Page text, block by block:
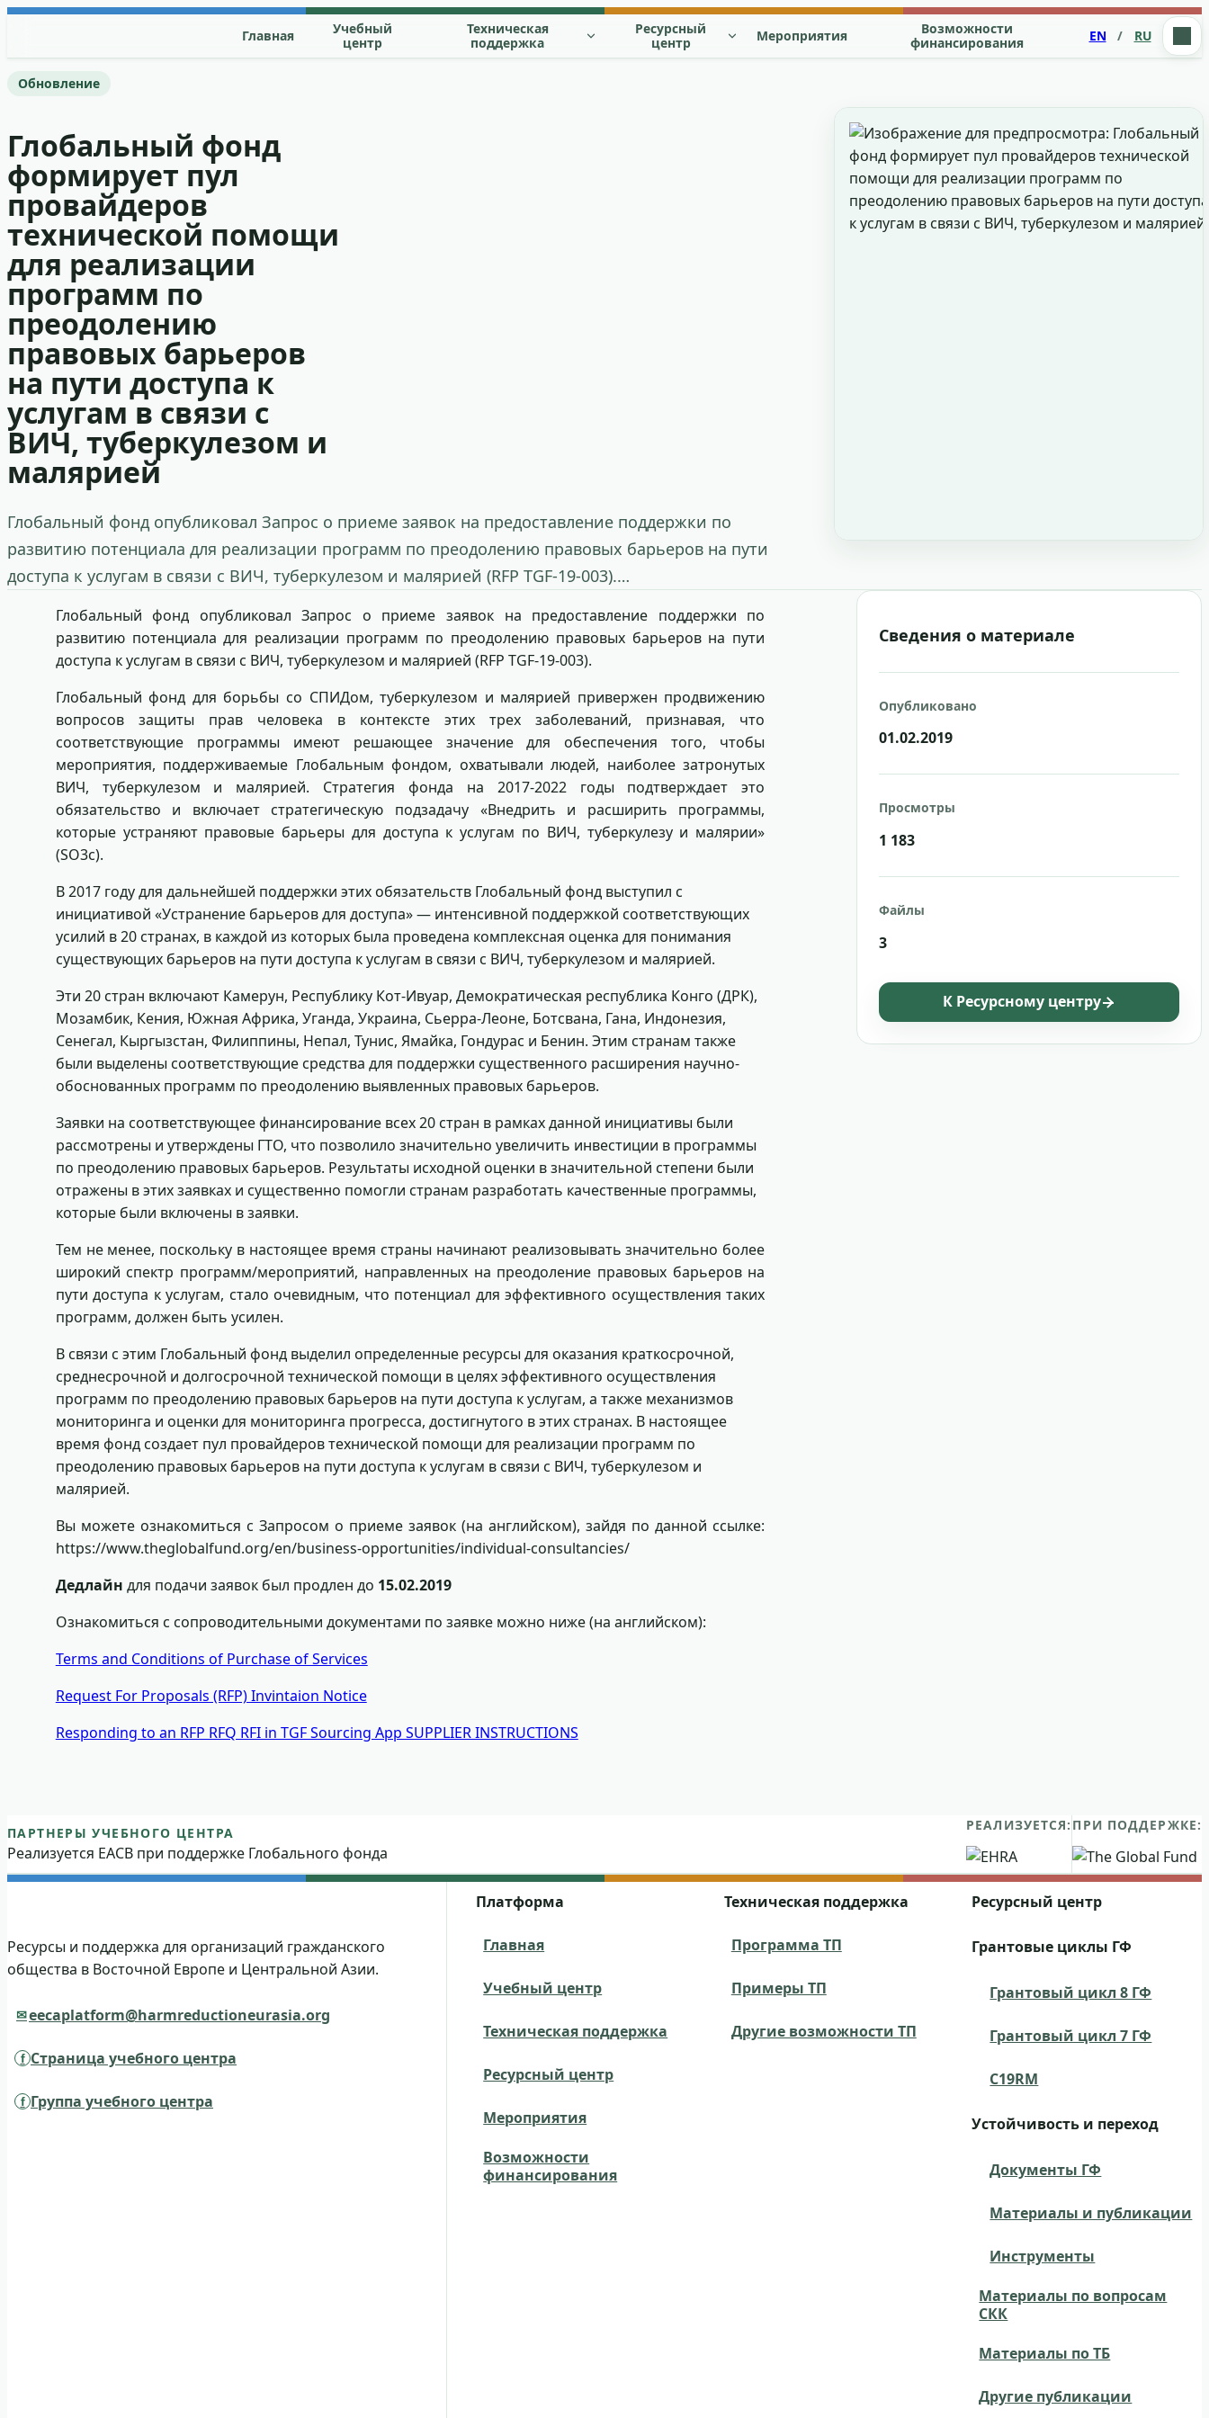
Главная
Учебный
центр
Техническая
поддержка
Ресурсный
центр
Мероприятия
Возможности
финансирования
EN / RU
Обновление
Глобальный фонд
формирует пул
провайдеров
технической помощи
для реализации
программ по
преодолению
правовых барьеров
на пути доступа к
услугам в связи с
ВИЧ, туберкулезом и
малярией
Глобальный фонд опубликовал Запрос о приеме заявок на предоставление поддержки по
развитию потенциала для реализации программ по преодолению правовых барьеров на пути
доступа к услугам в связи с ВИЧ, туберкулезом и малярией (RFP TGF-19-003).…
Глобальный фонд опубликовал Запрос о приеме заявок на предоставление поддержки по
развитию потенциала для реализации программ по преодолению правовых барьеров на пути
доступа к услугам в связи с ВИЧ, туберкулезом и малярией (RFP TGF-19-003).
Глобальный фонд для борьбы со СПИДом, туберкулезом и малярией привержен продвижению
вопросов защиты прав человека в контексте этих трех заболеваний, признавая, что
соответствующие программы имеют решающее значение для обеспечения того, чтобы
мероприятия, поддерживаемые Глобальным фондом, охватывали людей, наиболее затронутых
ВИЧ, туберкулезом и малярией. Стратегия фонда на 2017-2022 годы подтверждает это
обязательство и включает стратегическую подзадачу «Внедрить и расширить программы,
которые устраняют правовые барьеры для доступа к услугам по ВИЧ, туберкулезу и малярии»
(SO3c).
В 2017 году для дальнейшей поддержки этих обязательств Глобальный фонд выступил с
инициативой «Устранение барьеров для доступа» — интенсивной поддержкой соответствующих
усилий в 20 странах, в каждой из которых была проведена комплексная оценка для понимания
существующих барьеров на пути доступа к услугам в связи с ВИЧ, туберкулезом и малярией.
Эти 20 стран включают Камерун, Республику Кот-Ивуар, Демократическая республика Конго (ДРК),
Мозамбик, Кения, Южная Африка, Уганда, Украина, Сьерра-Леоне, Ботсвана, Гана, Индонезия,
Сенегал, Кыргызстан, Филиппины, Непал, Тунис, Ямайка, Гондурас и Бенин. Этим странам также
были выделены соответствующие средства для поддержки существенного расширения научно-
обоснованных программ по преодолению выявленных правовых барьеров.
Заявки на соответствующее финансирование всех 20 стран в рамках данной инициативы были
рассмотрены и утверждены ГТО, что позволило значительно увеличить инвестиции в программы
по преодолению правовых барьеров. Результаты исходной оценки в значительной степени были
отражены в этих заявках и существенно помогли странам разработать качественные программы,
которые были включены в заявки.
Тем не менее, поскольку в настоящее время страны начинают реализовывать значительно более
широкий спектр программ/мероприятий, направленных на преодоление правовых барьеров на
пути доступа к услугам, стало очевидным, что потенциал для эффективного осуществления таких
программ, должен быть усилен.
В связи с этим Глобальный фонд выделил определенные ресурсы для оказания краткосрочной,
среднесрочной и долгосрочной технической помощи в целях эффективного осуществления
программ по преодолению правовых барьеров на пути доступа к услугам, а также механизмов
мониторинга и оценки для мониторинга прогресса, достигнутого в этих странах. В настоящее
время фонд создает пул провайдеров технической помощи для реализации программ по
преодолению правовых барьеров на пути доступа к услугам в связи с ВИЧ, туберкулезом и
малярией.
Вы можете ознакомиться с Запросом о приеме заявок (на английском), зайдя по данной ссылке:
https://www.theglobalfund.org/en/business-opportunities/individual-consultancies/
Дедлайн для подачи заявок был продлен до 15.02.2019
Ознакомиться с сопроводительными документами по заявке можно ниже (на английском):
Terms and Conditions of Purchase of Services
Request For Proposals (RFP) Invintaion Notice
Responding to an RFP RFQ RFI in TGF Sourcing App SUPPLIER INSTRUCTIONS
Сведения о материале
Опубликовано
01.02.2019
Просмотры
1 183
Файлы
3
К Ресурсному центру
Партнеры Регионального учебного центра ВЕЦА
ПАРТНЕРЫ УЧЕБНОГО ЦЕНТРА
Реализуется ЕАСВ при поддержке Глобального фонда
РЕАЛИЗУЕТСЯ: ПРИ ПОДДЕРЖКЕ:
Ресурсы и поддержка для организаций гражданского
общества в Восточной Европе и Центральной Азии.
eecaplatform@harmreductioneurasia.org
Страница учебного центра
Группа учебного центра
Платформа
Главная
Учебный центр
Техническая поддержка
Ресурсный центр
Мероприятия
Возможности
финансирования
Техническая поддержка
Программа ТП
Примеры ТП
Другие возможности ТП
Ресурсный центр
Грантовые циклы ГФ
Грантовый цикл 8 ГФ
Грантовый цикл 7 ГФ
C19RM
Устойчивость и переход
Документы ГФ
Материалы и публикации
Инструменты
Материалы по вопросам
СКК
Материалы по ТБ
Другие публикации